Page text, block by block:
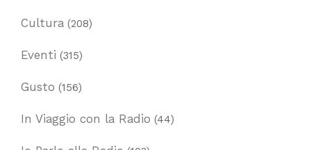
Cultura (208)
Eventi (315)
Gusto (156)
In Viaggio con la Radio (44)